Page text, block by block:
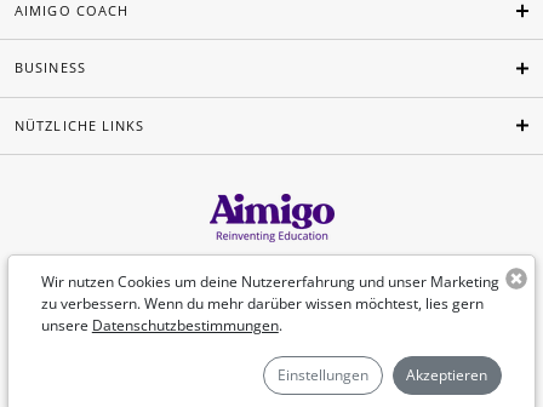
Wir nutzen Cookies um deine Nutzererfahrung und unser Marketing
zu verbessern. Wenn du mehr darüber wissen möchtest, lies gern
unsere Datenschutzbestimmungen.
Einstellungen Akzeptieren
AIMIGO COACH
BUSINESS
NÜTZLICHE LINKS
Deutsch
©Aimigo 2026